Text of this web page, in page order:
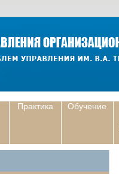
Практика Обучение